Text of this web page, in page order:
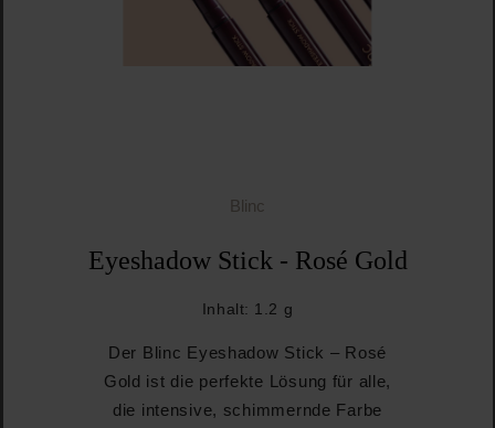
Blinc
Eyeshadow Stick - Rosé Gold
Inhalt: 1.2 g
Der Blinc Eyeshadow Stick – Rosé
Gold ist die perfekte Lösung für alle,
die intensive, schimmernde Farbe